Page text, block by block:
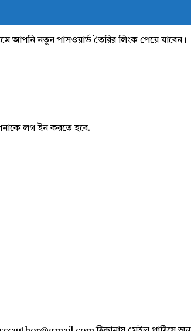
আপনি নতুন পাসওয়ার্ড তৈরির লিংক পেয়ে যাবেন।
লগ ইন করতে হবে.